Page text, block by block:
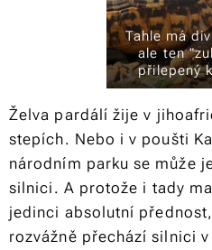
Tahle má
ale ten
přilepený
Želva pardálí žije v
stepích. Nebo i v poušti
národním parku se může
silnici. A protože i tady
jedinci absolutní
rozvážně přechází silnici